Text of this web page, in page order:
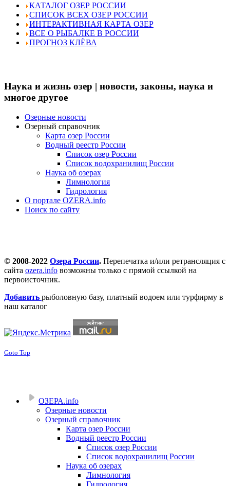
КАТАЛОГ ОЗЕР РОССИИ
СПИСОК ВСЕХ ОЗЕР РОССИИ
ИНТЕРАКТИВНАЯ КАРТА ОЗЕР
ВСЕ О РЫБАЛКЕ В РОССИИ
ПРОГНОЗ КЛЁВА
Наука и жизнь озер | новости, законы, наука и
многое другое
Озерные новости
Озерный справочник
Карта озер России
Водный реестр России
Список озер России
Список водохранилищ России
Наука об озерах
Лимнология
Гидрология
О портале OZERA.info
Поиск по сайту
© 2008-2022 Озера России. Перепечатка и/или ретрансляция с
сайта ozera.info возможны только с прямой ссылкой на
первоисточник.
Добавить рыболовную базу, платный водоем или турфирму в
наш каталог
Goto Top
ОЗЕРА.info
Озерные новости
Озерный справочник
Карта озер России
Водный реестр России
Список озер России
Список водохранилищ России
Наука об озерах
Лимнология